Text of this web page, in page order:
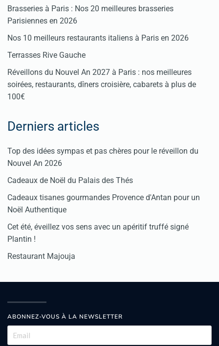
Brasseries à Paris : Nos 20 meilleures brasseries
Parisiennes en 2026
Nos 10 meilleurs restaurants italiens à Paris en 2026
Terrasses Rive Gauche
Réveillons du Nouvel An 2027 à Paris : nos meilleures
soirées, restaurants, dîners croisière, cabarets à plus de
100€
Derniers articles
Top des idées sympas et pas chères pour le réveillon du
Nouvel An 2026
Cadeaux de Noël du Palais des Thés
Cadeaux tisanes gourmandes Provence d'Antan pour un
Noël Authentique
Cet été, éveillez vos sens avec un apéritif truffé signé
Plantin !
Restaurant Majouja
ABONNEZ-VOUS À LA NEWSLETTER